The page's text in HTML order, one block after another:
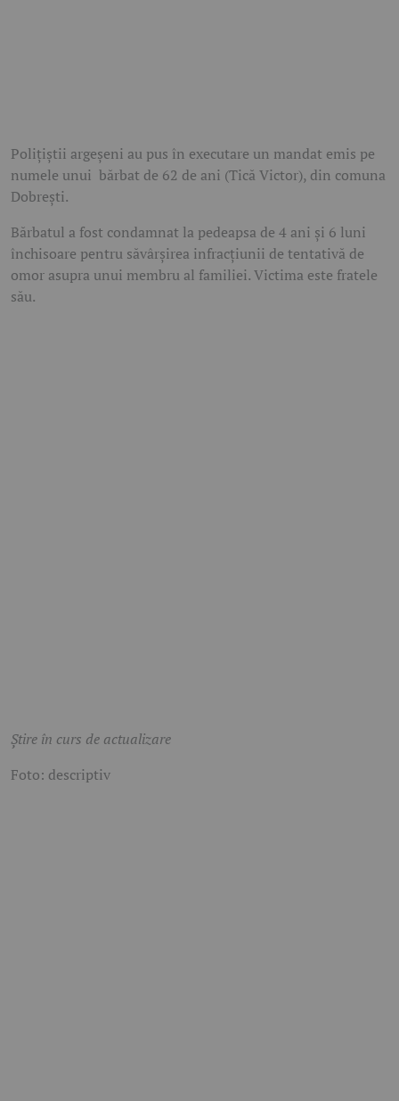
Polițiștii argeșeni au pus în executare un mandat emis pe
numele unui bărbat de 62 de ani (Tică Victor), din comuna
Dobrești.
Bărbatul a fost condamnat la pedeapsa de 4 ani și 6 luni
închisoare pentru săvârșirea infracțiunii de tentativă de
omor asupra unui membru al familiei. Victima este fratele
său.
Știre în curs de actualizare
Foto: descriptiv